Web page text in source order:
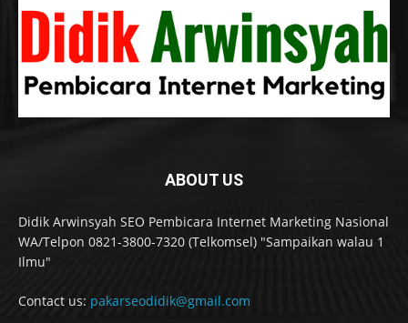
ABOUT US
Didik Arwinsyah SEO Pembicara Internet Marketing Nasional
WA/Telpon 0821-3800-7320 (Telkomsel) "Sampaikan walau 1
Ilmu"
Contact us: pakarseodidik@gmail.com